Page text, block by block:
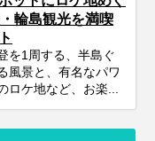
輪島観光を満喫
を1周する、半島ぐ
風景と、有名なパワ
ロケ地など、お楽...